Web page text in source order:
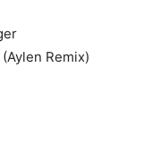
Remix)